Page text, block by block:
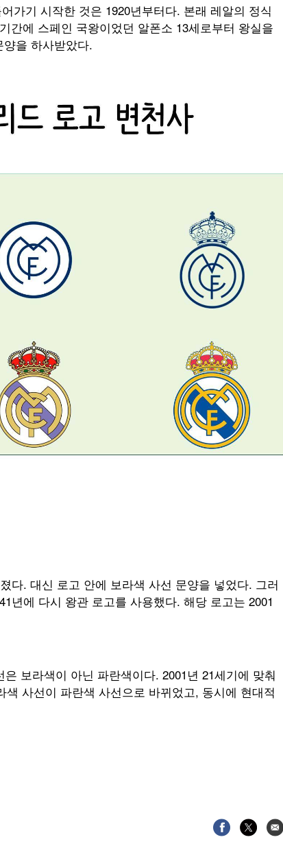
가기 시작한 것은 1920년부터다. 본래 레알의 정식
간에 스페인 국왕이었던 알폰소 13세로부터 왕실을
양을 하사받았다.
다. 대신 로고 안에 보라색 사선 문양을 넣었다. 그러
년에 다시 왕관 로고를 사용했다. 해당 로고는 2001
보라색이 아닌 파란색이다. 2001년 21세기에 맞춰
사선이 파란색 사선으로 바뀌었고, 동시에 현대적